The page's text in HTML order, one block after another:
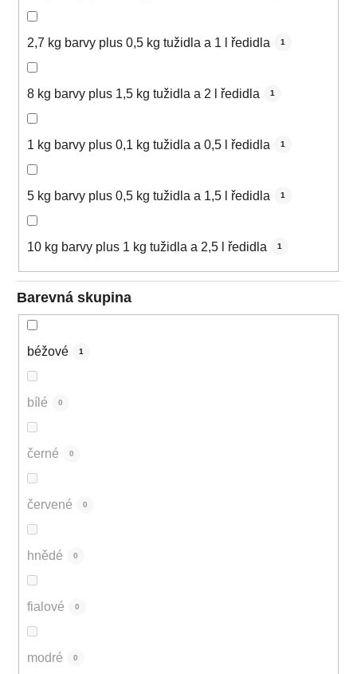
2,7 kg barvy plus 0,5 kg tužidla a 1 l ředidla 1
8 kg barvy plus 1,5 kg tužidla a 2 l ředidla 1
1 kg barvy plus 0,1 kg tužidla a 0,5 l ředidla 1
5 kg barvy plus 0,5 kg tužidla a 1,5 l ředidla 1
10 kg barvy plus 1 kg tužidla a 2,5 l ředidla 1
Barevná skupina
béžové 1
bílé 0
černé 0
červené 0
hnědé 0
fialové 0
modré 0